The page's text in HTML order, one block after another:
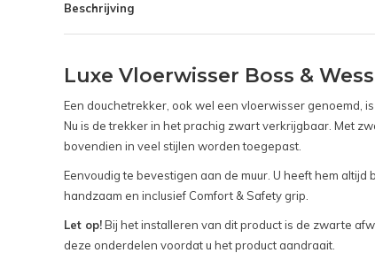
Beschrijving
Luxe Vloerwisser Boss &
Een douchetrekker, ook wel een vloerwisser genoemd,
Nu is de trekker in het prachig zwart verkrijgbaar. Met
bovendien in veel stijlen worden toegepast.
Eenvoudig te bevestigen aan de muur. U heeft hem
handzaam en inclusief Comfort & Safety grip.
Let op!Bij het installeren van dit product is de zwarte
deze onderdelen voordat u het product aandraait.